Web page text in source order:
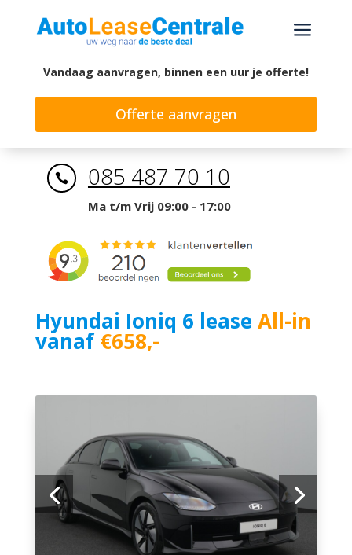
a
Vandaag aanvragen, binnen een uur je offerte!
Offerte aanvragen
 085 487 70 10
Ma t/m Vrij 09:00 - 17:00
Hyundai Ioniq 6 lease All-in
vanaf€658,-